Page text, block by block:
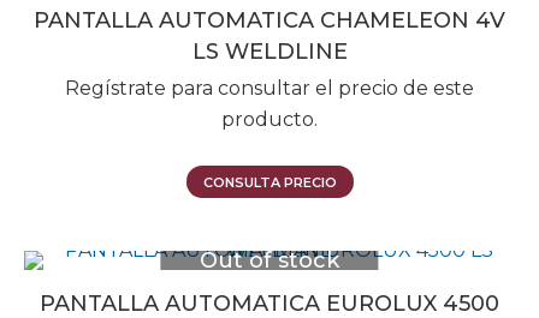
PANTALLA AUTOMATICA CHAMELEON 4V
LS WELDLINE
Regístrate para consultar el precio de este
producto.
CONSULTA PRECIO
Out of stock
PANTALLA AUTOMATICA EUROLUX 4500